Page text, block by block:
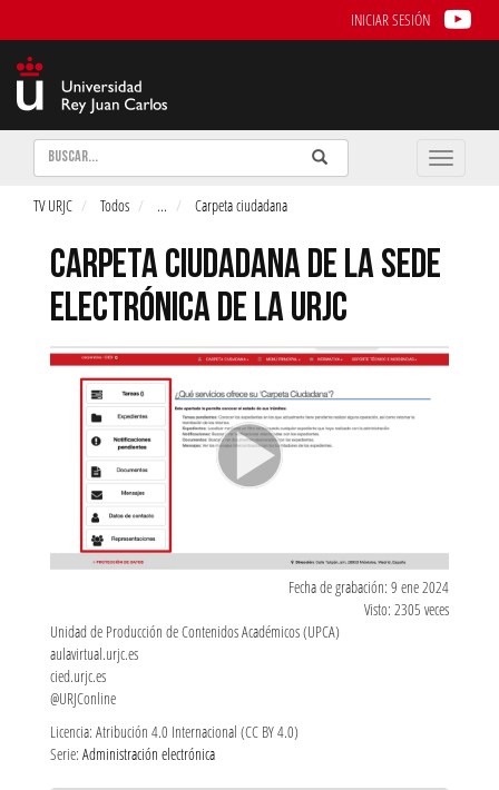
INICIAR SESIÓN
Buscar Enviar
Buscar
Toggle
TV URJC Todos ... Carpeta ciudadana
CARPETA CIUDADANA DE LA SEDE
ELECTRÓNICA DE LA URJC
Fecha de grabación: 9 ene 2024
Visto: 2305 veces
Unidad de Producción de Contenidos Académicos (UPCA)
aulavirtual.urjc.es
cied.urjc.es
@URJConline
Licencia: Atribución 4.0 Internacional (CC BY 4.0)
Serie: Administración electrónica